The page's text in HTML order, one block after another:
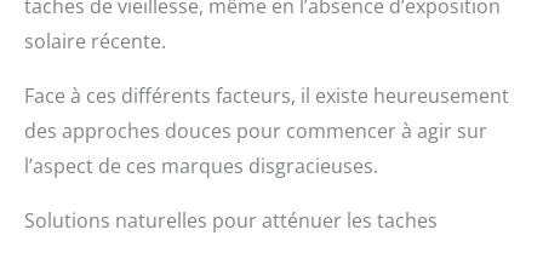
taches de vieillesse, même en l’absence d’exposition
solaire récente.
Face à ces différents facteurs, il existe heureusement
des approches douces pour commencer à agir sur
l’aspect de ces marques disgracieuses.
Solutions naturelles pour atténuer les taches